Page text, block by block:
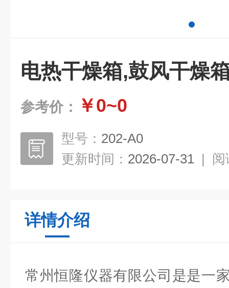
电热干燥箱,鼓风干燥
参考价： ￥0~0
型号： 202-A0
更新时间： 2026-07-31 | 阅
详情介绍
常州恒隆仪器有限公司是是一